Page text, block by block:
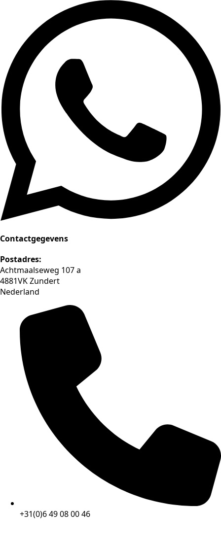
Contactgegevens
Postadres:
Achtmaalseweg 107 a
4881VK Zundert
Nederland
+31(0)6 49 08 00 46